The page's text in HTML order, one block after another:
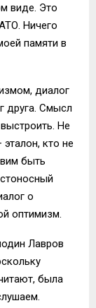
виде. Это
Ничего
памяти в
диалог
друга. Смысл
Не
кто не
быть
о
оптимизм.
Лавров
была